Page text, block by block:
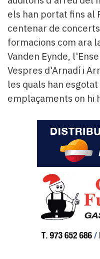
els han portat fins al
centenar de
formacions com ara
Vanden Eynde,
Vespres d'Arnadí i
les quals han
emplaçaments on hi